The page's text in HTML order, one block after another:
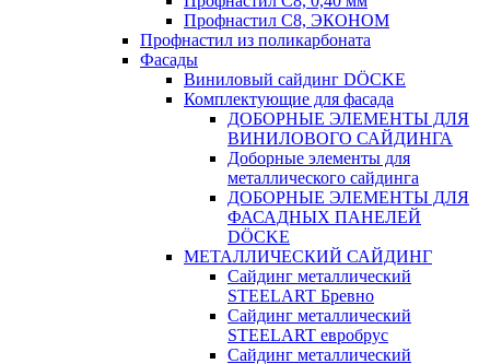
Профнастил С8, ЭКОНОМ
Профнастил из поликарбоната
Фасады
Виниловый сайдинг DÖCKE
Комплектующие для фасада
ДОБОРНЫЕ ЭЛЕМЕНТЫ ДЛЯ
ВИНИЛОВОГО САЙДИНГА
Доборные элементы для
металлического сайдинга
ДОБОРНЫЕ ЭЛЕМЕНТЫ ДЛЯ
ФАСАДНЫХ ПАНЕЛЕЙ
DÖCKE
МЕТАЛЛИЧЕСКИЙ САЙДИНГ
Сайдинг металлический
STEELART Бревно
Сайдинг металлический
STEELART евробрус
Сайдинг металлический